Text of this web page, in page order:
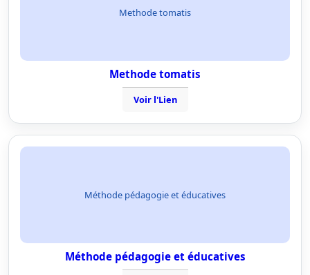
Methode tomatis
Methode tomatis
Voir l'Lien
Méthode pédagogie et éducatives
Méthode pédagogie et éducatives